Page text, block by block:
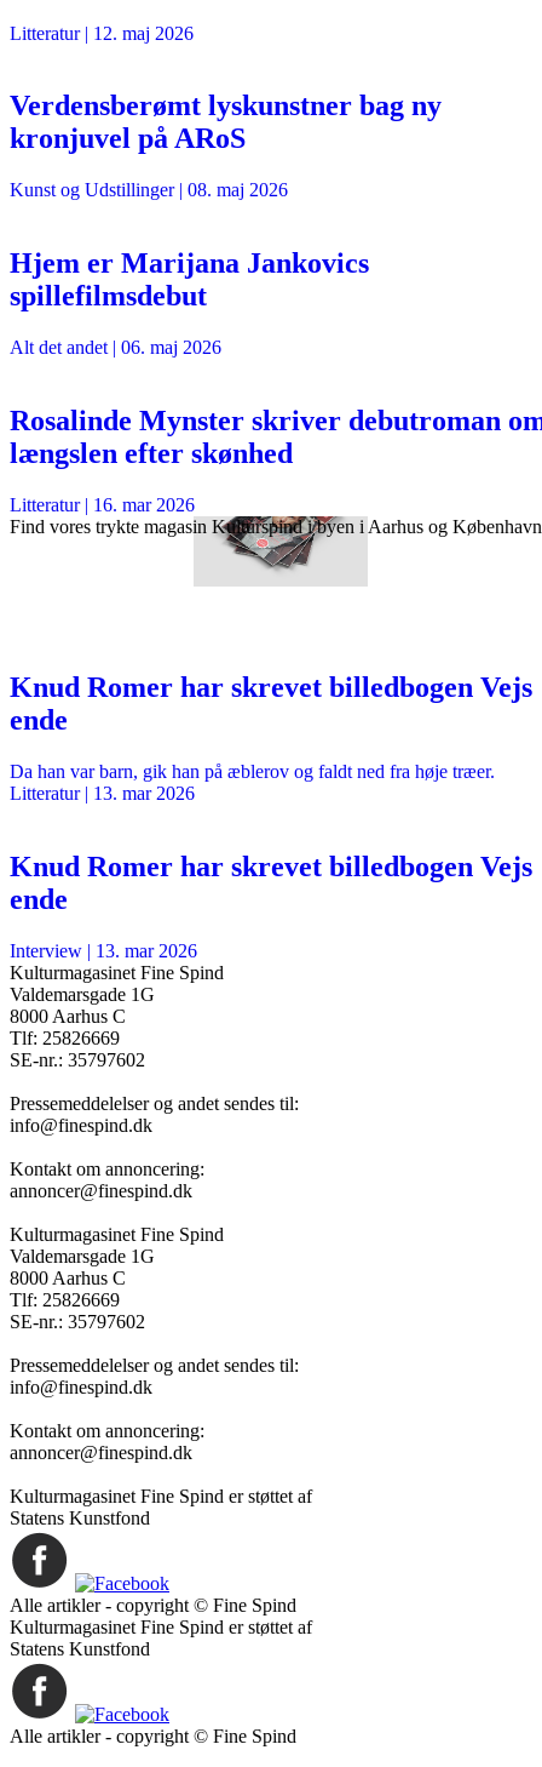
Litteratur| 12. maj 2026
Verdensberømt lyskunstner bag ny
kronjuvel på ARoS
Kunst og Udstillinger| 08. maj 2026
Hjem er Marijana Jankovics
spillefilmsdebut
Alt det andet | 06. maj 2026
Rosalinde Mynster skriver debutroman
længslen efter skønhed
Litteratur| 16. mar 2026
Find vores trykte magasin Kulturspind i byen i Aarhus og København
Knud Romer har skrevet billedbogen Vejs
ende
Da han var barn, gik han på æblerov og faldt ned fra høje træer.
Litteratur| 13. mar 2026
Knud Romer har skrevet billedbogen Vejs
ende
Interview | 13. mar 2026
Kulturmagasinet Fine Spind
Valdemarsgade 1G
8000 Aarhus C
Tlf: 25826669
SE-nr.: 35797602
Pressemeddelelser og andet sendes til:
info@finespind.dk
Kontakt om annoncering:
annoncer@finespind.dk
Kulturmagasinet Fine Spind
Valdemarsgade 1G
8000 Aarhus C
Tlf: 25826669
SE-nr.: 35797602
Pressemeddelelser og andet sendes til:
info@finespind.dk
Kontakt om annoncering:
annoncer@finespind.dk
Kulturmagasinet Fine Spind er støttet af
Statens Kunstfond
Alle artikler - copyright © Fine Spind
Kulturmagasinet Fine Spind er støttet af
Statens Kunstfond
Alle artikler - copyright © Fine Spind